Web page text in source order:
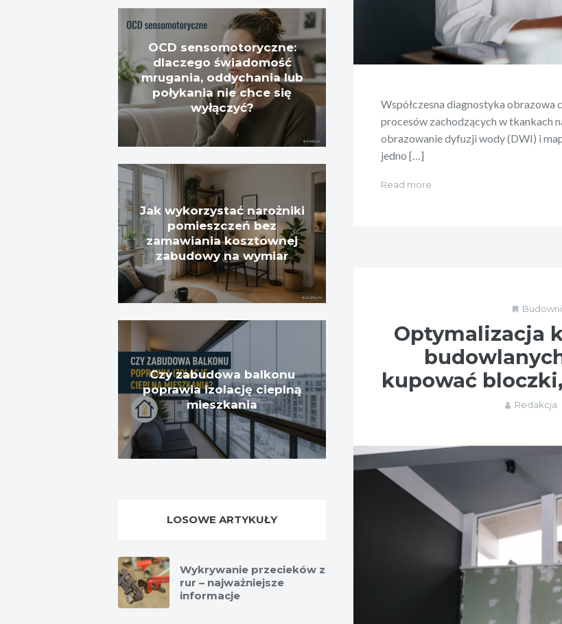
Współczesna diagnostyka obrazowa
procesów zachodzących w tkankach
obrazowanie dyfuzji wody (DWI) i
jedno […]
Read more
Optymalizacja
kupować
Redakcja
OCD sensomotoryczne:
dlaczego świadomość
mrugania, oddychania lub
połykania nie chce się
wyłączyć?
Jak wykorzystać narożniki
pomieszczeń bez
zamawiania kosztownej
zabudowy na wymiar
Czy zabudowa balkonu
poprawia izolację cieplną
mieszkania
LOSOWE ARTYKUŁY
Wykrywanie przecieków z
rur – najważniejsze
informacje